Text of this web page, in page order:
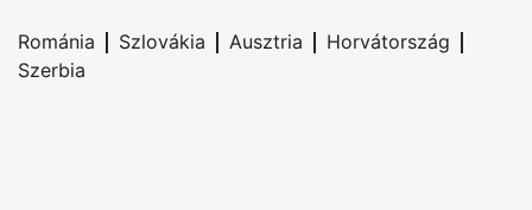
Románia | Szlovákia | Ausztria | Horvátország |
Szerbia